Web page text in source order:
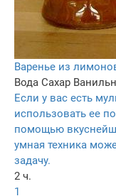
Варенье из
Вода Сахар
Если у вас есть
использовать ее
помощью
умная техника
задачу.
2 ч.
1